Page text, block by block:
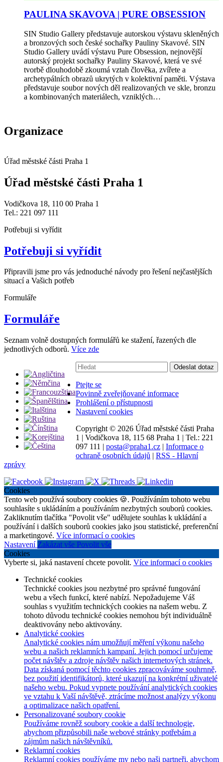
PAULINA SKAVOVA | PURE OBSESSION
SIN Studio Gallery představuje autorskou výstavu skleněných
a bronzových soch české sochařky Pauliny Skavové. SIN
Studio Gallery uvádí výstavu Pure Obsession, nejnovější
autorský projekt sochařky Pauliny Skavové, která ve své
tvorbě dlouhodobě zkoumá vztah člověka, zvířete a
archetypálních obrazů ukrytých v kolektivní paměti. Výstava
představuje soubor nových děl realizovaných ve skle, bronzu
a kombinovaných materiálech, vzniklých…
Organizace
Úřad městské části Praha 1
Úřad městské části Praha 1
Vodičkova 18, 110 00 Praha 1
Tel.: 221 097 111
Potřebuji si vyřídit
Potřebuji si vyřídit
Připravili jsme pro vás jednoduché návody pro řešení nejčastějších
situací a Vašich potřeb
Formuláře
Formuláře
Seznam volně dostupných formulářů ke stažení, řazených dle
jednotlivých odborů. Více zde
Vyhledávání:
Odeslat dotaz
Ptejte se
Povinně zveřejňované informace
Prohlášení o přístupnosti
Nastavení cookies
Copyright © 2026 Úřad městské části Praha
1 | Vodičkova 18, 115 68 Praha 1 | Tel.: 221
097 111 | posta@praha1.cz | Informace o
ochraně osobních údajů | RSS - Hlavní
zprávy
Cookies
Tento web používá soubory cookies 🍪. Používáním tohoto webu
souhlasíte s ukládáním a používáním nezbytných souborů cookies.
Zakliknutím tlačítka "Povolit vše" udělujete souhlas k ukládání a
používání i dalších souborů cookies jako jsou statistické, preferenční
a marketingové. Více informací o cookies
Nastavení Zakázat vše Povolit vše
Cookies
Vyberte si, jaká nastavení chcete povolit. Více informací o cookies
Technické cookies
Technické cookies jsou nezbytné pro správné fungování
webu a všech funkcí, které nabízí. Nepožadujeme Váš
souhlas s využitím technických cookies na našem webu. Z
tohoto důvodu technické cookies nemohou být individuálně
deaktivovány nebo aktivovány.
Analytické cookies
Analytické cookies nám umožňují měření výkonu našeho
webu a našich reklamních kampaní. Jejich pomocí určujeme
počet návštěv a zdroje návštěv našich internetových stránek.
Data získaná pomocí těchto cookies zpracováváme souhrnně,
bez použití identifikátorů, které ukazují na konkrétní uživatelé
našeho webu. Pokud vypnete používání analytických cookies
ve vztahu k Vaší návštěvě, ztrácíme možnost analýzy výkonu
a optimalizace našich opatření.
Personalizované soubory cookie
Používáme rovněž soubory cookie a další technologie,
abychom přizpůsobili naše webové stránky potřebám a
zájmům našich návštěvníků.
Reklamní cookies
Reklamní cookies používáme my nebo naši partneři, abychom